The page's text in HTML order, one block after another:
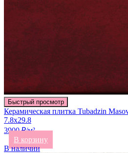
Быстрый просмотр
Керамическая плитка Tubadzin
7.8х29.8
3900 ₽/м²
В корзину
В наличии